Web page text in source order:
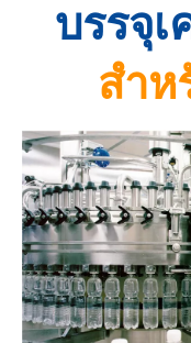
บรรจุ
สำห